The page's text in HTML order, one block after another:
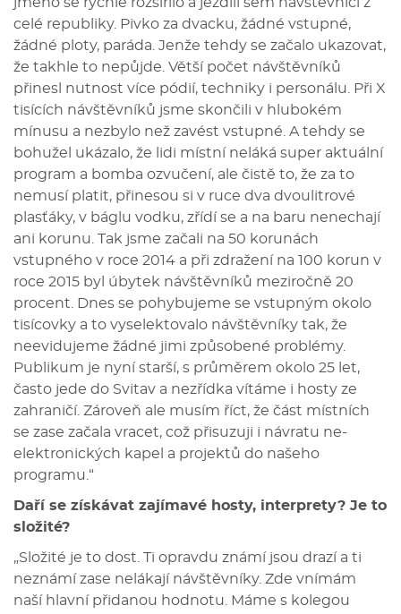
jméno se rychle rozšířilo a jezdili sem návštěvníci z
celé republiky. Pivko za dvacku, žádné vstupné,
žádné ploty, paráda. Jenže tehdy se začalo ukazovat,
že takhle to nepůjde. Větší počet návštěvníků
přinesl nutnost více pódií, techniky i personálu. Při X
tisících návštěvníků jsme skončili v hlubokém
mínusu a nezbylo než zavést vstupné. A tehdy se
bohužel ukázalo, že lidi místní neláká super aktuální
program a bomba ozvučení, ale čistě to, že za to
nemusí platit, přinesou si v ruce dva dvoulitrové
plasťáky, v báglu vodku, zřídí se a na baru nenechají
ani korunu. Tak jsme začali na 50 korunách
vstupného v roce 2014 a při zdražení na 100 korun v
roce 2015 byl úbytek návštěvníků meziročně 20
procent. Dnes se pohybujeme se vstupným okolo
tisícovky a to vyselektovalo návštěvníky tak, že
neevidujeme žádné jimi způsobené problémy.
Publikum je nyní starší, s průměrem okolo 25 let,
často jede do Svitav a nezřídka vítáme i hosty ze
zahraničí. Zároveň ale musím říct, že část místních
se zase začala vracet, což přisuzuji i návratu ne-
elektronických kapel a projektů do našeho
programu.“
Daří se získávat zajímavé hosty, interprety? Je to
složité?
„Složité je to dost. Ti opravdu známí jsou drazí a ti
neznámí zase nelákají návštěvníky. Zde vnímám
naší hlavní přidanou hodnotu. Máme s kolegou